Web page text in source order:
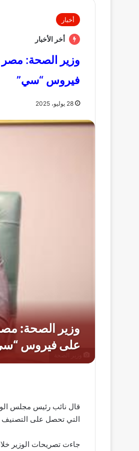
أخبار
أخر الأخبار
وزير الصحة: مصر
فيروس “سي”
28 يوليو، 2025
قال نائب رئيس مجلس
التي تحصل على التصنيف
جاءت تصريحات الوزير